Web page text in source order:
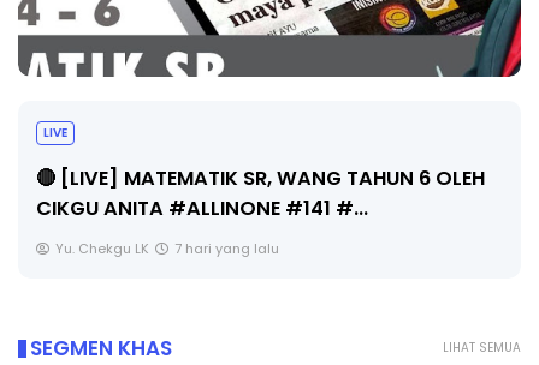
LIVE
🔴 [LIVE] MATEMATIK SR, WANG TAHUN 6 OLEH
CIKGU ANITA #ALLINONE #141 #...
Yu. Chekgu LK 7 hari yang lalu
LIHAT SEMUA
SEGMEN KHAS